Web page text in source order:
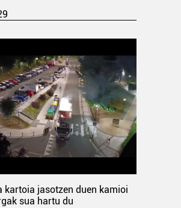
kartoia jasotzen duen kamioi
sua hartu du